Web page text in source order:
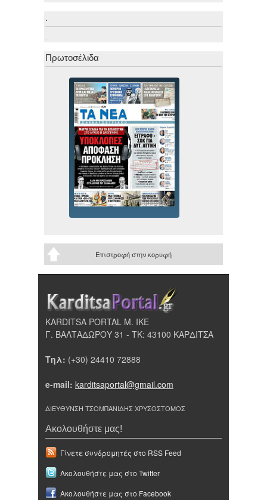
.
.
Πρωτοσέλιδα
Επιστροφή στην κορυφή
KARDITSA PORTAL Μ. ΙΚΕ
Γ. ΒΑΛΤΑΔΩΡΟΥ 31 - ΤΚ: 43100 ΚΑΡΔΙΤΣΑ
Τηλ: (+30) 24410 72888
e-mail: karditsaportal@gmail.com
ΔΙΕΥΘΥΝΣΗ ΤΣΟΜΠΑΝΙΔΗΣ ΧΡΥΣΟΣΤΟΜΟΣ
Ακολουθήστε μας!
Γίνετε συνδρομητές στο RSS Feed
Ακολουθήστε μας στο Twitter
Ακολουθήστε μας στο Facebook